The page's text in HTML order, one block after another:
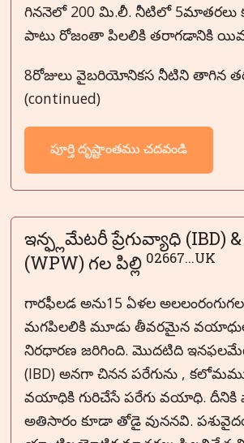
గిననెలో 200 మి.లీ. నీటిలో 5మాతరలు
పాటు రోజంతా పిలలికి తరాగడానికి
8రోజులు వైబరియోనికస నీటిని తాగిన
(continued)
పూర్తి దృష్టాంతము చదవండి
ఇన్ఫ్లమేటరీ ప్రేగువ్యాధి (IBD)
(WPW) గల పిల్లి 02667...UK
గారఫీలడ అను15 ఏళల
మగపిలలికి మూడు తీవరమైన
నిరధారణ జరిగింది. మొదటిది
(IBD) అనగా చినన పరేగును ,
వయాధికి గురిచేసే పరేగు వయాధి. దీనికి
అతిసారం కూడా తోడై వుననవి.